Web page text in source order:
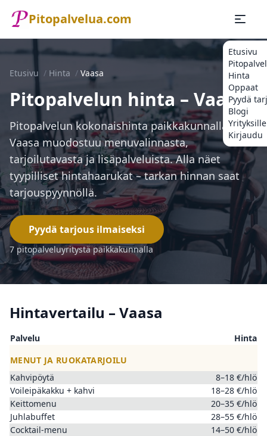
Pitopalvelua.com
Etusivu
Hinta
Oppaat
Pyydä
Blogi
Yrityksille
Kirjaudu
Etusivu / Hinta / Vaasa
Pitopalvelun hinta – Vaasa
Pitopalvelun kokonaishinta paikkakunnalla
Vaasa muodostuu menuvalinnasta,
tarjoilutavasta ja lisäpalveluista. Alla näet
tyypilliset hintahaarukat – tarkan hinnan saat
tarjouspyynnöllä.
Pyydä tarjous ilmaiseksi
7 pitopalveluyritystä paikkakunnalla
Hintavertailu – Vaasa
Palvelu
Hinta
MENUT JA RUOKATARJOILU
Kahvipöytä
8–18 €/hlö
Voileipäkakku + kahvi
18–28 €/hlö
Keittomenu
20–35 €/hlö
Juhlabuffet
28–55 €/hlö
Cocktail-menu
14–50 €/hlö